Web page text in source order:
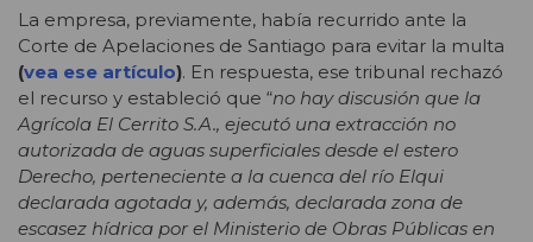
La empresa, previamente, había recurrido ante la
Corte de Apelaciones de Santiago para evitar la multa
(vea ese artículo). En respuesta, ese tribunal rechazó
el recurso y estableció que “no hay discusión que la
Agrícola El Cerrito S.A., ejecutó una extracción no
autorizada de aguas superficiales desde el estero
Derecho, perteneciente a la cuenca del río Elqui
declarada agotada y, además, declarada zona de
escasez hídrica por el Ministerio de Obras Públicas en